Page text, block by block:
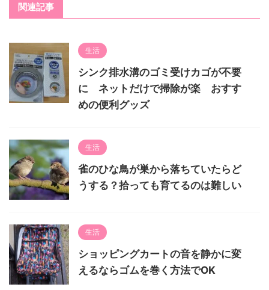
関連記事
生活
シンク排水溝のゴミ受けカゴが不要
に ネットだけで掃除が楽 おすす
めの便利グッズ
生活
雀のひな鳥が巣から落ちていたらど
うする？拾っても育てるのは難しい
生活
ショッピングカートの音を静かに変
えるならゴムを巻く方法でOK